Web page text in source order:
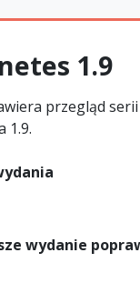
1.9
przegląd
1.9.
wydanie